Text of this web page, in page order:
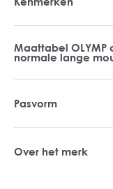
Maattabel
normale lange
Pasvorm
Over het merk